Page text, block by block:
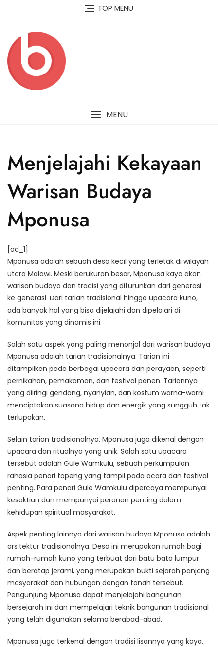
TOP MENU
MENU
Menjelajahi Kekayaan
Warisan Budaya
Mponusa
[ad_1]
Mponusa adalah sebuah desa kecil yang terletak di wilayah
utara Malawi. Meski berukuran besar, Mponusa kaya akan
warisan budaya dan tradisi yang diturunkan dari generasi
ke generasi. Dari tarian tradisional hingga upacara kuno,
ada banyak hal yang bisa dijelajahi dan dipelajari di
komunitas yang dinamis ini.
Salah satu aspek yang paling menonjol dari warisan budaya
Mponusa adalah tarian tradisionalnya. Tarian ini
ditampilkan pada berbagai upacara dan perayaan, seperti
pernikahan, pemakaman, dan festival panen. Tariannya
yang diiringi gendang, nyanyian, dan kostum warna-warni
menciptakan suasana hidup dan energik yang sungguh tak
terlupakan.
Selain tarian tradisionalnya, Mponusa juga dikenal dengan
upacara dan ritualnya yang unik. Salah satu upacara
tersebut adalah Gule Wamkulu, sebuah perkumpulan
rahasia penari topeng yang tampil pada acara dan festival
penting. Para penari Gule Wamkulu dipercaya mempunyai
kesaktian dan mempunyai peranan penting dalam
kehidupan spiritual masyarakat.
Aspek penting lainnya dari warisan budaya Mponusa adalah
arsitektur tradisionalnya. Desa ini merupakan rumah bagi
rumah-rumah kuno yang terbuat dari batu bata lumpur
dan beratap jerami, yang merupakan bukti sejarah panjang
masyarakat dan hubungan dengan tanah tersebut.
Pengunjung Mponusa dapat menjelajahi bangunan
bersejarah ini dan mempelajari teknik bangunan tradisional
yang telah digunakan selama berabad-abad.
Mponusa juga terkenal dengan tradisi lisannya yang kaya,